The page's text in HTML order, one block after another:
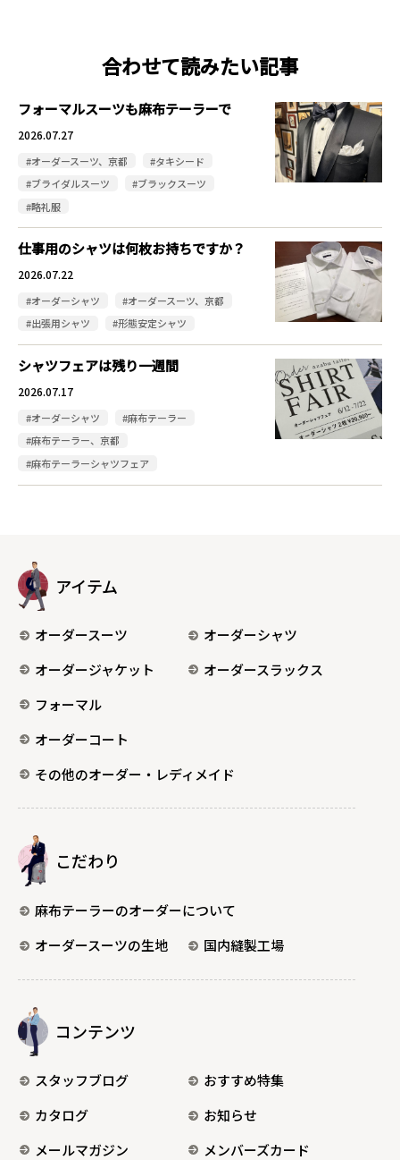
合わせて読みたい記事
フォーマルスーツも麻布テーラーで
2026.07.27
#オーダースーツ、京都
#タキシード
#ブライダルスーツ
#ブラックスーツ
#略礼服
仕事用のシャツは何枚お持ちですか？
2026.07.22
#オーダーシャツ
#オーダースーツ、京都
#出張用シャツ
#形態安定シャツ
シャツフェアは残り一週間
2026.07.17
#オーダーシャツ
#麻布テーラー
#麻布テーラー、京都
#麻布テーラーシャツフェア
アイテム
オーダースーツ
オーダーシャツ
オーダージャケット
オーダースラックス
フォーマル
オーダーコート
その他のオーダー・レディメイド
こだわり
麻布テーラーのオーダーについて
オーダースーツの生地
国内縫製工場
コンテンツ
スタッフブログ
おすすめ特集
カタログ
お知らせ
メールマガジン
メンバーズカード